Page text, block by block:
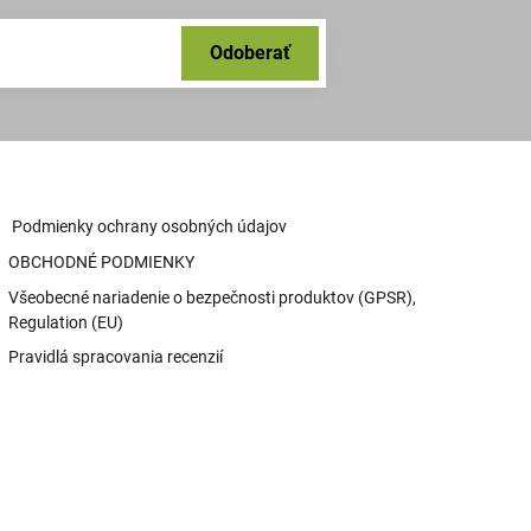
Odoberať
Podmienky ochrany osobných údajov
OBCHODNÉ PODMIENKY
Všeobecné nariadenie o bezpečnosti produktov (GPSR),
Regulation (EU)
Pravidlá spracovania recenzií